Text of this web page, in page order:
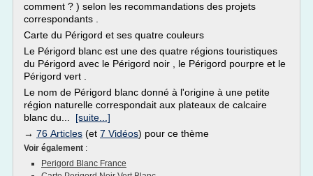
comment ? ) selon les recommandations des projets
correspondants .
Carte du Périgord et ses quatre couleurs
Le Périgord blanc est une des quatre régions touristiques
du Périgord avec le Périgord noir , le Périgord pourpre et le
Périgord vert .
Le nom de Périgord blanc donné à l'origine à une petite
région naturelle correspondait aux plateaux de calcaire
blanc du... [suite...]
→ 76 Articles (et 7 Vidéos) pour ce thème
Voir également :
Perigord Blanc France